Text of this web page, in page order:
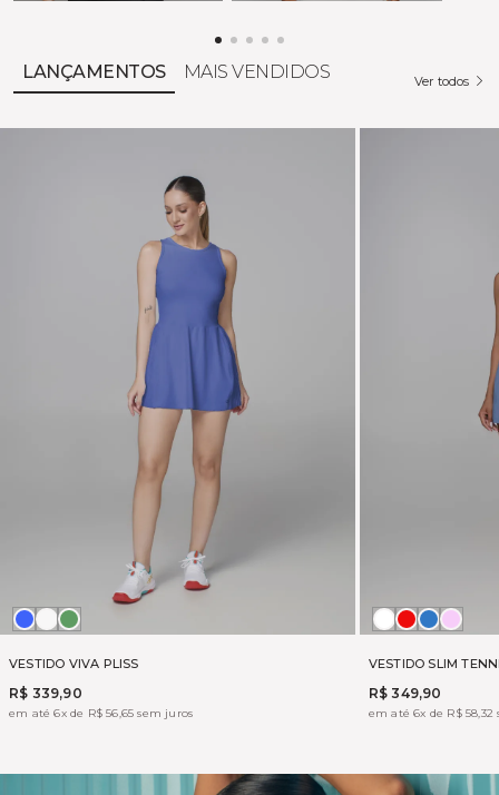
LANÇAMENTOS MAIS VENDIDOS Ver todos
VESTIDO VIVA PLISS
R$ 339,90
em até 6x de R$ 56,65 sem juros
AZUL
OFFVERDANT
VESTIDO SLIM
R$ 349,90
em até 6x de R$ 58,32
Branco
APPLE
AZULROSA